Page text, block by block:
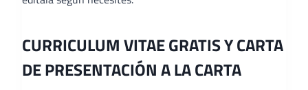
CURRICULUM VITAE GRATIS Y CARTA
DE PRESENTACIÓN A LA CARTA